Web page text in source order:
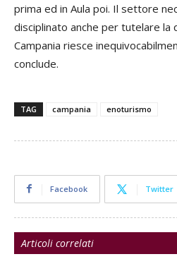
prima ed in Aula poi. Il settore
disciplinato anche per tutelare la
Campania riesce
conclude.
TAG campania enoturismo
Facebook Twitter
Articoli correlati